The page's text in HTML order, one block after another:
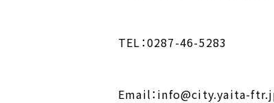
TEL：0287-46-5283
Email：info@city.yaita-